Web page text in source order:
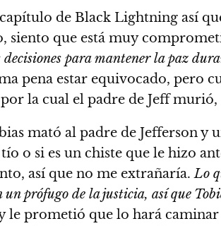
de Black Lightning así
siento que está muy
para mantener la paz
pena estar equivocado, pero
la cual el padre de Jeff murió,
mató al padre de Jefferson y
o si es un chiste que le hizo
así que no me extrañaría.Lo
prófugo de la justicia, así que
prometió que lo hará